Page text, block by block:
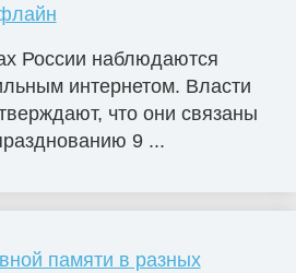
России наблюдаются
интернетом. Власти
что они связаны
9 ...
памяти в разных